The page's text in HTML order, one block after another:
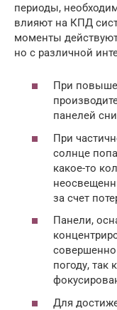
периоды,
влияют на КПД
моменты
но с различной
При
панелей
При
солнце
какое-то
за счет
Панели,
погоду, так
Для